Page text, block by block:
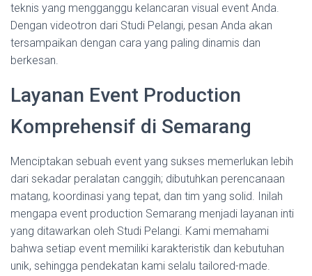
teknis yang mengganggu kelancaran visual event Anda.
Dengan videotron dari Studi Pelangi, pesan Anda akan
tersampaikan dengan cara yang paling dinamis dan
berkesan.
Layanan Event Production
Komprehensif di Semarang
Menciptakan sebuah event yang sukses memerlukan lebih
dari sekadar peralatan canggih; dibutuhkan perencanaan
matang, koordinasi yang tepat, dan tim yang solid. Inilah
mengapa event production Semarang menjadi layanan inti
yang ditawarkan oleh Studi Pelangi. Kami memahami
bahwa setiap event memiliki karakteristik dan kebutuhan
unik, sehingga pendekatan kami selalu tailored-made.